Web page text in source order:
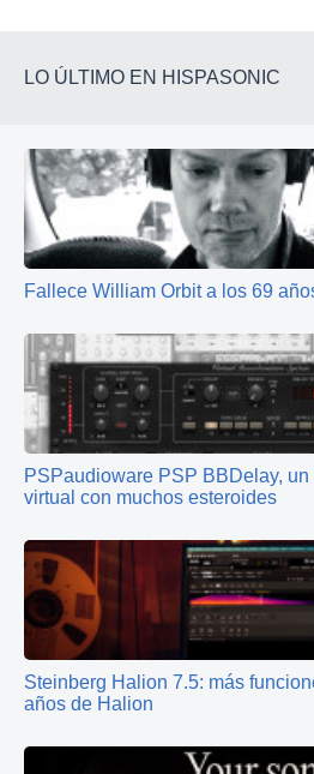
LO ÚLTIMO EN HISPASONIC
Fallece William Orbit a los 69
PSPaudioware PSP BBDelay,
virtual con muchos esteroides
Steinberg Halion 7.5: más
años de Halion